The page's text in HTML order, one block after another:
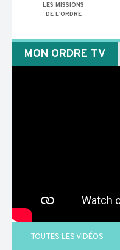
LES MISSIONS
DE L'ORDRE
MON ORDRE TV
TOUTES LES VIDÉOS